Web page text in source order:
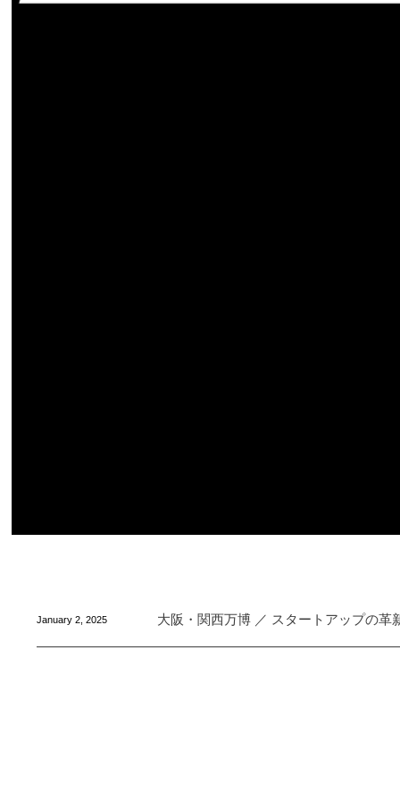
January 2, 2025 大阪・関西万博 ／ スタートアップの革